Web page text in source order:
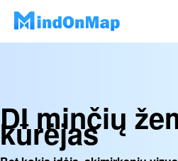
DI minčių
kūrėjas